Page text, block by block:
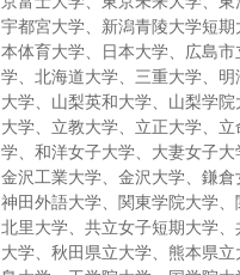
宇都宮大学、新潟青陵大学短
本体育大学、日本大学、広島
学、北海道大学、三重大学、
大学、山梨英和大学、山梨学
大学、立教大学、立正大学、
学、和洋女子大学、大妻女子
金沢工業大学、金沢大学、鎌
神田外語大学、関東学院大学
北里大学、共立女子短期大学
大学、秋田県立大学、熊本県